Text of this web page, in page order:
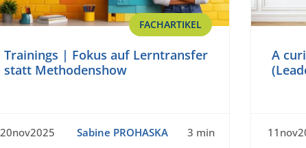
FACHARTIKEL
Trainings | Fokus auf Lerntransfer
statt Methodenshow
20nov2025 Sabine PROHASKA 3 min
A